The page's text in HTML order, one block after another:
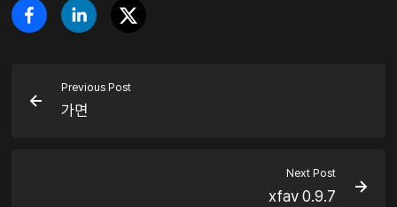
Previous Post
가면
Next Post
xfav 0.9.7